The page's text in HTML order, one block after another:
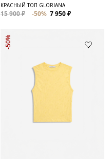
КРАСНЫЙ ТОП GLORIANA
15 900 ₽ -50% 7 950 ₽
-50%